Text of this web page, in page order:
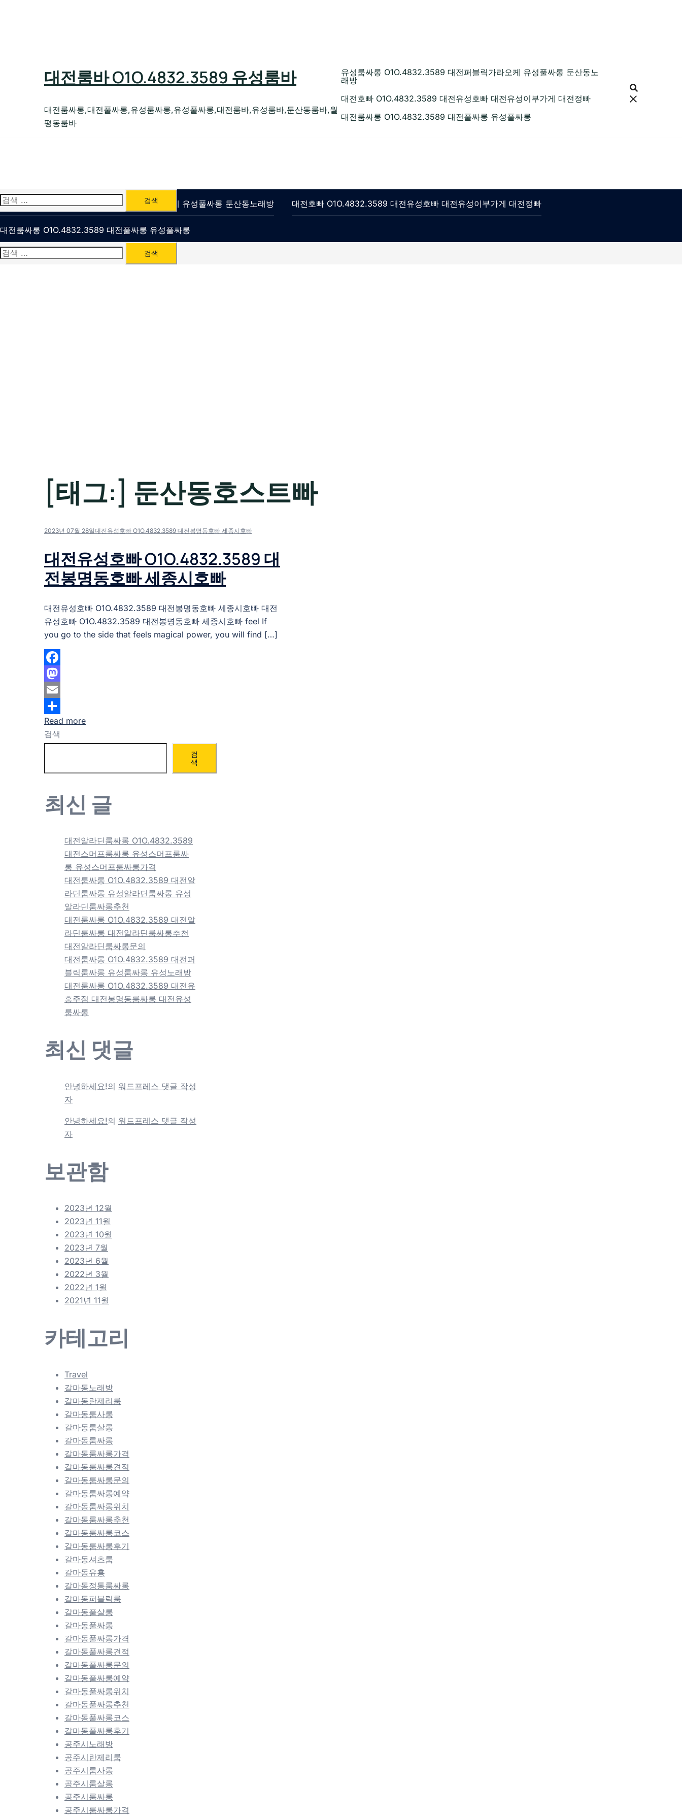
대전룸바 O1O.4832.3589 유성룸바
대전룸싸롱,대전풀싸롱,유성룸싸롱,유성풀싸롱,대전룸바,유성룸바,둔산동룸바,월
평동룸바
유성룸싸롱 O1O.4832.3589 대전퍼블릭가라오케 유성풀싸롱 둔산동노
래방
대전호빠 O1O.4832.3589 대전유성호빠 대전유성이부가게 대전정빠
대전룸싸롱 O1O.4832.3589 대전풀싸롱 유성풀싸롱
검
색:
유성룸싸롱 O1O.4832.3589 대전퍼블릭가라오케 유성풀싸롱 둔산동노래방 대전호빠 O1O.4832.3589 대전유성호빠 대전유성이부가게 대전정빠
대전룸싸롱 O1O.4832.3589 대전풀싸롱 유성풀싸롱
검
[태그:] 둔산동호스트빠
2023년 07월 28일대전유성호빠 O1O.4832.3589 대전봉명동호빠 세종시호빠
대전유성호빠 O1O.4832.3589 대
전봉명동호빠 세종시호빠
대전유성호빠 O1O.4832.3589 대전봉명동호빠 세종시호빠 대전
유성호빠 O1O.4832.3589 대전봉명동호빠 세종시호빠 feel If
you go to the side that feels magical power, you will find […]
Facebook
Mastodon
Email
Share
Read more
검색
검
색
최신 글
대전알라딘룸싸롱 O1O.4832.3589
대전스머프룸싸롱 유성스머프룸싸
롱 유성스머프룸싸롱가격
대전룸싸롱 O1O.4832.3589 대전알
라딘룸싸롱 유성알라딘룸싸롱 유성
알라딘룸싸롱추천
대전룸싸롱 O1O.4832.3589 대전알
라딘룸싸롱 대전알라딘룸싸롱추천
대전알라딘룸싸롱문의
대전룸싸롱 O1O.4832.3589 대전퍼
블릭룸싸롱 유성룸싸롱 유성노래방
대전룸싸롱 O1O.4832.3589 대전유
흥주점 대전봉명동룸싸롱 대전유성
룸싸롱
최신 댓글
안녕하세요!의 워드프레스 댓글 작성
자
안녕하세요!의 워드프레스 댓글 작성
자
보관함
2023년 12월
2023년 11월
2023년 10월
2023년 7월
2023년 6월
2022년 3월
2022년 1월
2021년 11월
카테고리
Travel
갈마동노래방
갈마동란제리룸
갈마동룸사롱
갈마동룸살롱
갈마동룸싸롱
갈마동룸싸롱가격
갈마동룸싸롱견적
갈마동룸싸롱문의
갈마동룸싸롱예약
갈마동룸싸롱위치
갈마동룸싸롱추천
갈마동룸싸롱코스
갈마동룸싸롱후기
갈마동셔츠룸
갈마동유흥
갈마동정통룸싸롱
갈마동퍼블릭룸
갈마동풀살롱
갈마동풀싸롱
갈마동풀싸롱가격
갈마동풀싸롱견적
갈마동풀싸롱문의
갈마동풀싸롱예약
갈마동풀싸롱위치
갈마동풀싸롱추천
갈마동풀싸롱코스
갈마동풀싸롱후기
공주시노래방
공주시란제리룸
공주시룸사롱
공주시룸살롱
공주시룸싸롱
공주시룸싸롱가격